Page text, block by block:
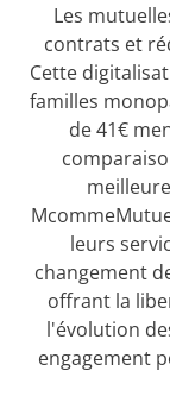
Les
contrats et
Cette
familles
de 41€
leurs
changement
offrant la
l'évolution
engagement